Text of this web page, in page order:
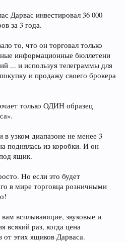
Дарвас инвестировал 36 000
за 3 года.
то, что он торговал только
информационные бюллетени
... и используя телеграммы для
и продажу своего брокера
только ОДИН образец
узком диапазоне не менее 3
поднялась из коробки. И он
ящик.
Но если это будет
в мире торговца розничными
вам всплывающие, звуковые и
всякий раз, когда цена
от этих ящиков Дарваса.